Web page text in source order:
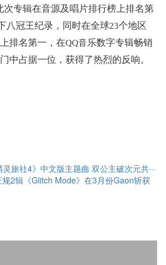
次专辑在音源及唱片排行榜上排名第
八冠王纪录，同时在全球23个地区
排名第一，在QQ音乐数字专辑畅销
中占据一位，获得了热烈的反响。
旅社4》中文版主题曲 双公主破次元共···
规2辑《Glitch Mode》在3月份Gaon斩获